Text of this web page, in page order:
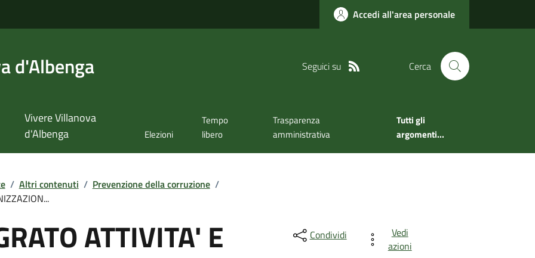
Accedi all'area personale
d'Albenga Seguici su Cerca
Vivere Villanova
d'Albenga
Elezioni
Tempo
libero
Trasparenza
amministrativa
Tutti gli
argomenti...
/ Altri contenuti / Prevenzione della corruzione /
ATTIVITA' E Condividi
Vedi
azioni